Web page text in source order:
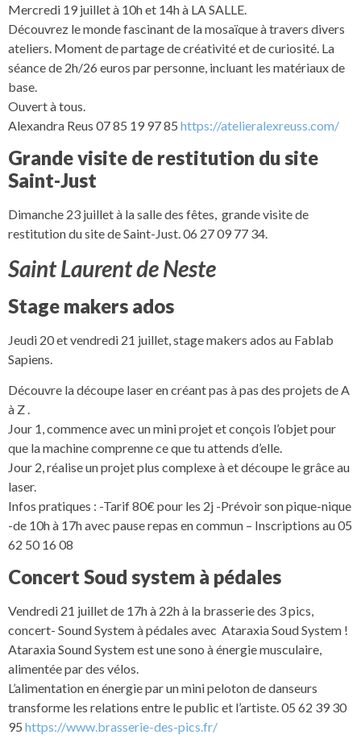
Mercredi 19 juillet à 10h et 14h à LA SALLE.
Découvrez le monde fascinant de la mosaïque à travers divers
ateliers. Moment de partage de créativité et de curiosité. La
séance de 2h/26 euros par personne, incluant les matériaux de
base.
Ouvert à tous.
Alexandra Reus 07 85 19 97 85 https://atelieralexreuss.com/
Grande visite de restitution du site
Saint-Just
Dimanche 23 juillet à la salle des fêtes, grande visite de
restitution du site de Saint-Just. 06 27 09 77 34.
Saint Laurent de Neste
Stage makers ados
Jeudi 20 et vendredi 21 juillet, stage makers ados au Fablab
Sapiens.
Découvre la découpe laser en créant pas à pas des projets de A
à Z .
Jour 1, commence avec un mini projet et conçois l’objet pour
que la machine comprenne ce que tu attends d’elle.
Jour 2, réalise un projet plus complexe à et découpe le grâce au
laser.
Infos pratiques : -Tarif 80€ pour les 2j -Prévoir son pique-nique
-de 10h à 17h avec pause repas en commun – Inscriptions au 05
62 50 16 08
Concert Soud system à pédales
Vendredi 21 juillet de 17h à 22h à la brasserie des 3 pics,
concert- Sound System à pédales avec Ataraxia Soud System !
Ataraxia Sound System est une sono à énergie musculaire,
alimentée par des vélos.
L’alimentation en énergie par un mini peloton de danseurs
transforme les relations entre le public et l’artiste. 05 62 39 30
95 https://www.brasserie-des-pics.fr/